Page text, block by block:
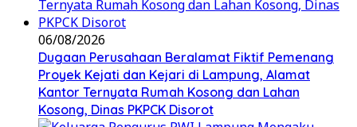
06/08/2026
Dugaan Perusahaan Beralamat Fiktif Pemenang
Proyek Kejati dan Kejari di Lampung, Alamat
Kantor Ternyata Rumah Kosong dan Lahan
Kosong, Dinas PKPCK Disorot